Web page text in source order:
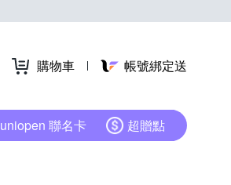
購物車 帳號綁定送
uniopen 聯名卡 超贈點